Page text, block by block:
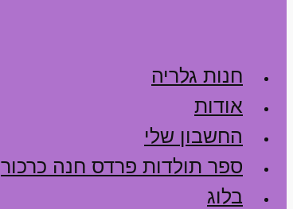
חנות גלריה
אודות
החשבון שלי
ספר תולדות פרדס חנה כרכור
בלוג